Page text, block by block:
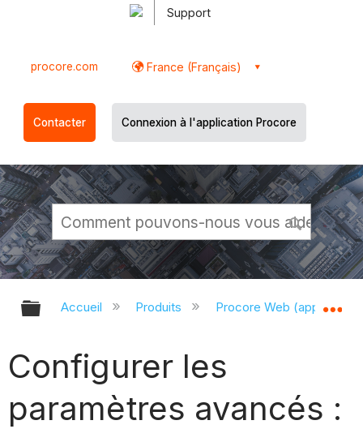
Support
procore.com France (Français)
Contacter Connexion à l'application Procore
Développer/réduire la hiérarchie
Accueil Produits Procore Web
Configurer les
paramètres avancés :